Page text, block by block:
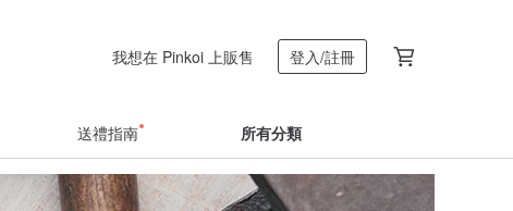
我想在 Pinkoi 上販售 登入/註冊
送禮指南 所有分類